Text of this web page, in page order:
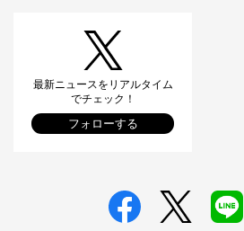
最新ニュースをリアルタイム
でチェック！
フォローする